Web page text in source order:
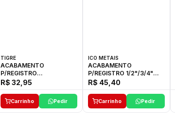
TIGRE
ACABAMENTO
P/REGISTRO
1/2"-3/4"-1"ELLA CROSS
R$ 32,95
Carrinho Pedir
ICO METAIS
ACABAMENTO
P/REGISTRO 1/2"/3/4"
1416 ACB 33 E ICO
R$ 45,40
Carrinho Pedir